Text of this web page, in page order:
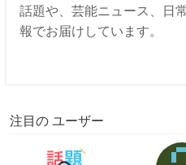
話題や、芸能ニュース、日
報でお届けしています。
注目の ユーザー